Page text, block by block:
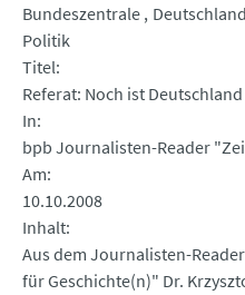
Bundeszentrale Deutschland
Politik
Titel
Referat: Noch ist
In
bpb Journalisten-Reader
Am
10.10.2008
Inhalt
Aus dem Journalisten-
für Geschichte(n)" Dr. Krzysztof Wojciechowski wirft einen